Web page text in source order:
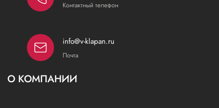
Контактный телефон
info@v-klapan.ru
Почта
О КОМПАНИИ